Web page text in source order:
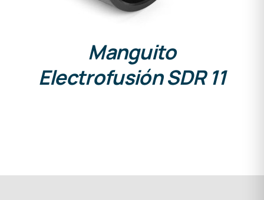
Manguito
Electrofusión SDR 11